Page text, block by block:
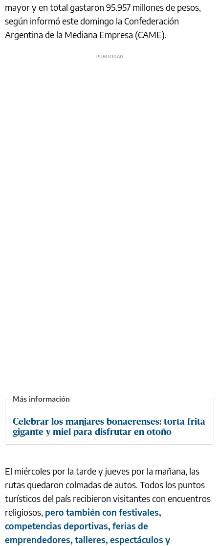
mayor y en total gastaron 95.957 millones de pesos,
según informó este domingo la Confederación
Argentina de la Mediana Empresa (CAME).
Celebrar los manjares bonaerenses: torta frita
gigante y miel para disfrutar en otoño
El miércoles por la tarde y jueves por la mañana, las
rutas quedaron colmadas de autos. Todos los puntos
turísticos del país recibieron visitantes con encuentros
religiosos, pero también con festivales,
competencias deportivas, ferias de
emprendedores, talleres, espectáculos y